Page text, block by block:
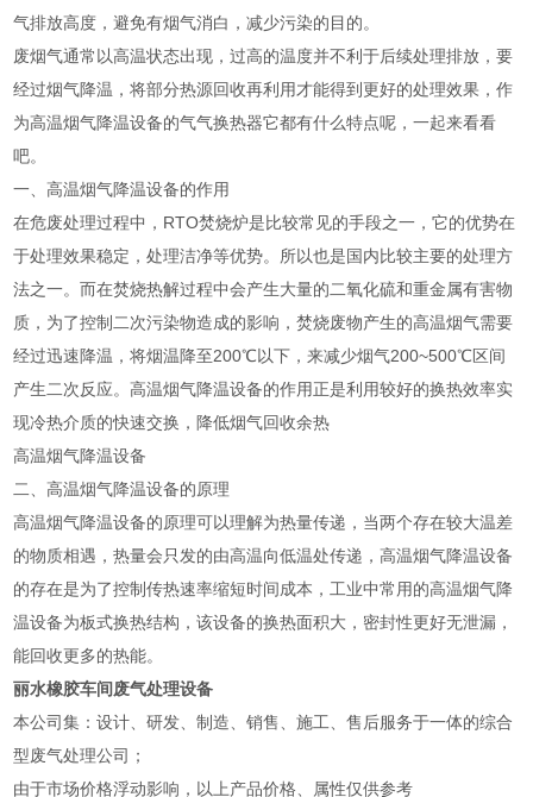
气排放高度，避免有烟气消白，减少污染的目的。
废烟气通常以高温状态出现，过高的温度并不利于后续处理排放，要
经过烟气降温，将部分热源回收再利用才能得到更好的处理效果，作
为高温烟气降温设备的气气换热器它都有什么特点呢，一起来看看
吧。
一、高温烟气降温设备的作用
在危废处理过程中，RTO焚烧炉是比较常见的手段之一，它的优势在
于处理效果稳定，处理洁净等优势。所以也是国内比较主要的处理方
法之一。而在焚烧热解过程中会产生大量的二氧化硫和重金属有害物
质，为了控制二次污染物造成的影响，焚烧废物产生的高温烟气需要
经过迅速降温，将烟温降至200℃以下，来减少烟气200~500℃区间
产生二次反应。高温烟气降温设备的作用正是利用较好的换热效率实
现冷热介质的快速交换，降低烟气回收余热
高温烟气降温设备
二、高温烟气降温设备的原理
高温烟气降温设备的原理可以理解为热量传递，当两个存在较大温差
的物质相遇，热量会只发的由高温向低温处传递，高温烟气降温设备
的存在是为了控制传热速率缩短时间成本，工业中常用的高温烟气降
温设备为板式换热结构，该设备的换热面积大，密封性更好无泄漏，
能回收更多的热能。
丽水橡胶车间废气处理设备
本公司集：设计、研发、制造、销售、施工、售后服务于一体的综合
型废气处理公司；
由于市场价格浮动影响，以上产品价格、属性仅供参考